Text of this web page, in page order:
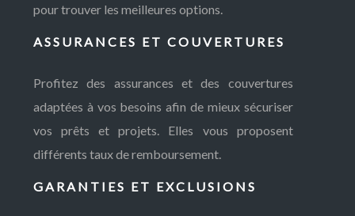
pour trouver les meilleures options.
ASSURANCES ET COUVERTURES
Profitez des assurances et des couvertures
adaptées à vos besoins afin de mieux sécuriser
vos prêts et projets. Elles vous proposent
différents taux de remboursement.
GARANTIES ET EXCLUSIONS